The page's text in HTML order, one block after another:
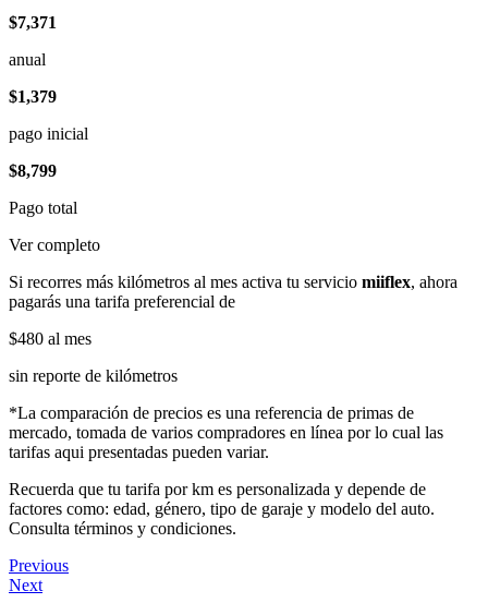
$7,371
anual
$1,379
pago inicial
$8,799
Pago total
Ver completo
Si recorres más kilómetros al mes activa tu servicio miiflex, ahora
pagarás una tarifa preferencial de
$480 al mes
sin reporte de kilómetros
*La comparación de precios es una referencia de primas de
mercado, tomada de varios compradores en línea por lo cual las
tarifas aqui presentadas pueden variar.
Recuerda que tu tarifa por km es personalizada y depende de
factores como: edad, género, tipo de garaje y modelo del auto.
Consulta términos y condiciones.
Previous
Next